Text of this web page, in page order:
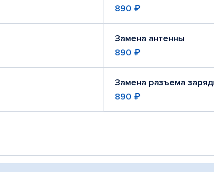
890 ₽
Замена антенны
890 ₽
Замена разъема
890 ₽